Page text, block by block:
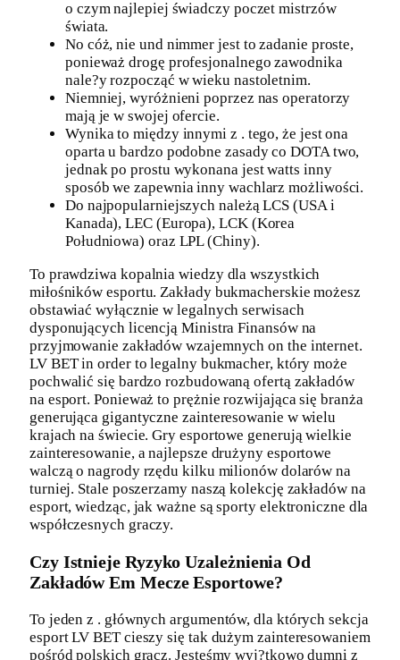
o czym najlepiej świadczy poczet mistrzów
świata.
No cóż, nie und nimmer jest to zadanie proste,
ponieważ drogę profesjonalnego zawodnika
nale?y rozpocząć w wieku nastoletnim.
Niemniej, wyróżnieni poprzez nas operatorzy
mają je w swojej ofercie.
Wynika to między innymi z . tego, że jest ona
oparta u bardzo podobne zasady co DOTA two,
jednak po prostu wykonana jest watts inny
sposób we zapewnia inny wachlarz możliwości.
Do najpopularniejszych należą LCS (USA i
Kanada), LEC (Europa), LCK (Korea
Południowa) oraz LPL (Chiny).
To prawdziwa kopalnia wiedzy dla wszystkich
miłośników esportu. Zakłady bukmacherskie możesz
obstawiać wyłącznie w legalnych serwisach
dysponujących licencją Ministra Finansów na
przyjmowanie zakładów wzajemnych on the internet.
LV BET in order to legalny bukmacher, który może
pochwalić się bardzo rozbudowaną ofertą zakładów
na esport. Ponieważ to prężnie rozwijająca się branża
generująca gigantyczne zainteresowanie w wielu
krajach na świecie. Gry esportowe generują wielkie
zainteresowanie, a najlepsze drużyny esportowe
walczą o nagrody rzędu kilku milionów dolarów na
turniej. Stale poszerzamy naszą kolekcję zakładów na
esport, wiedząc, jak ważne są sporty elektroniczne dla
współczesnych graczy.
Czy Istnieje Ryzyko Uzależnienia Od
Zakładów Em Mecze Esportowe?
To jeden z . głównych argumentów, dla których sekcja
esport LV BET cieszy się tak dużym zainteresowaniem
pośród polskich gracz. Jesteśmy wyj?tkowo dumni z